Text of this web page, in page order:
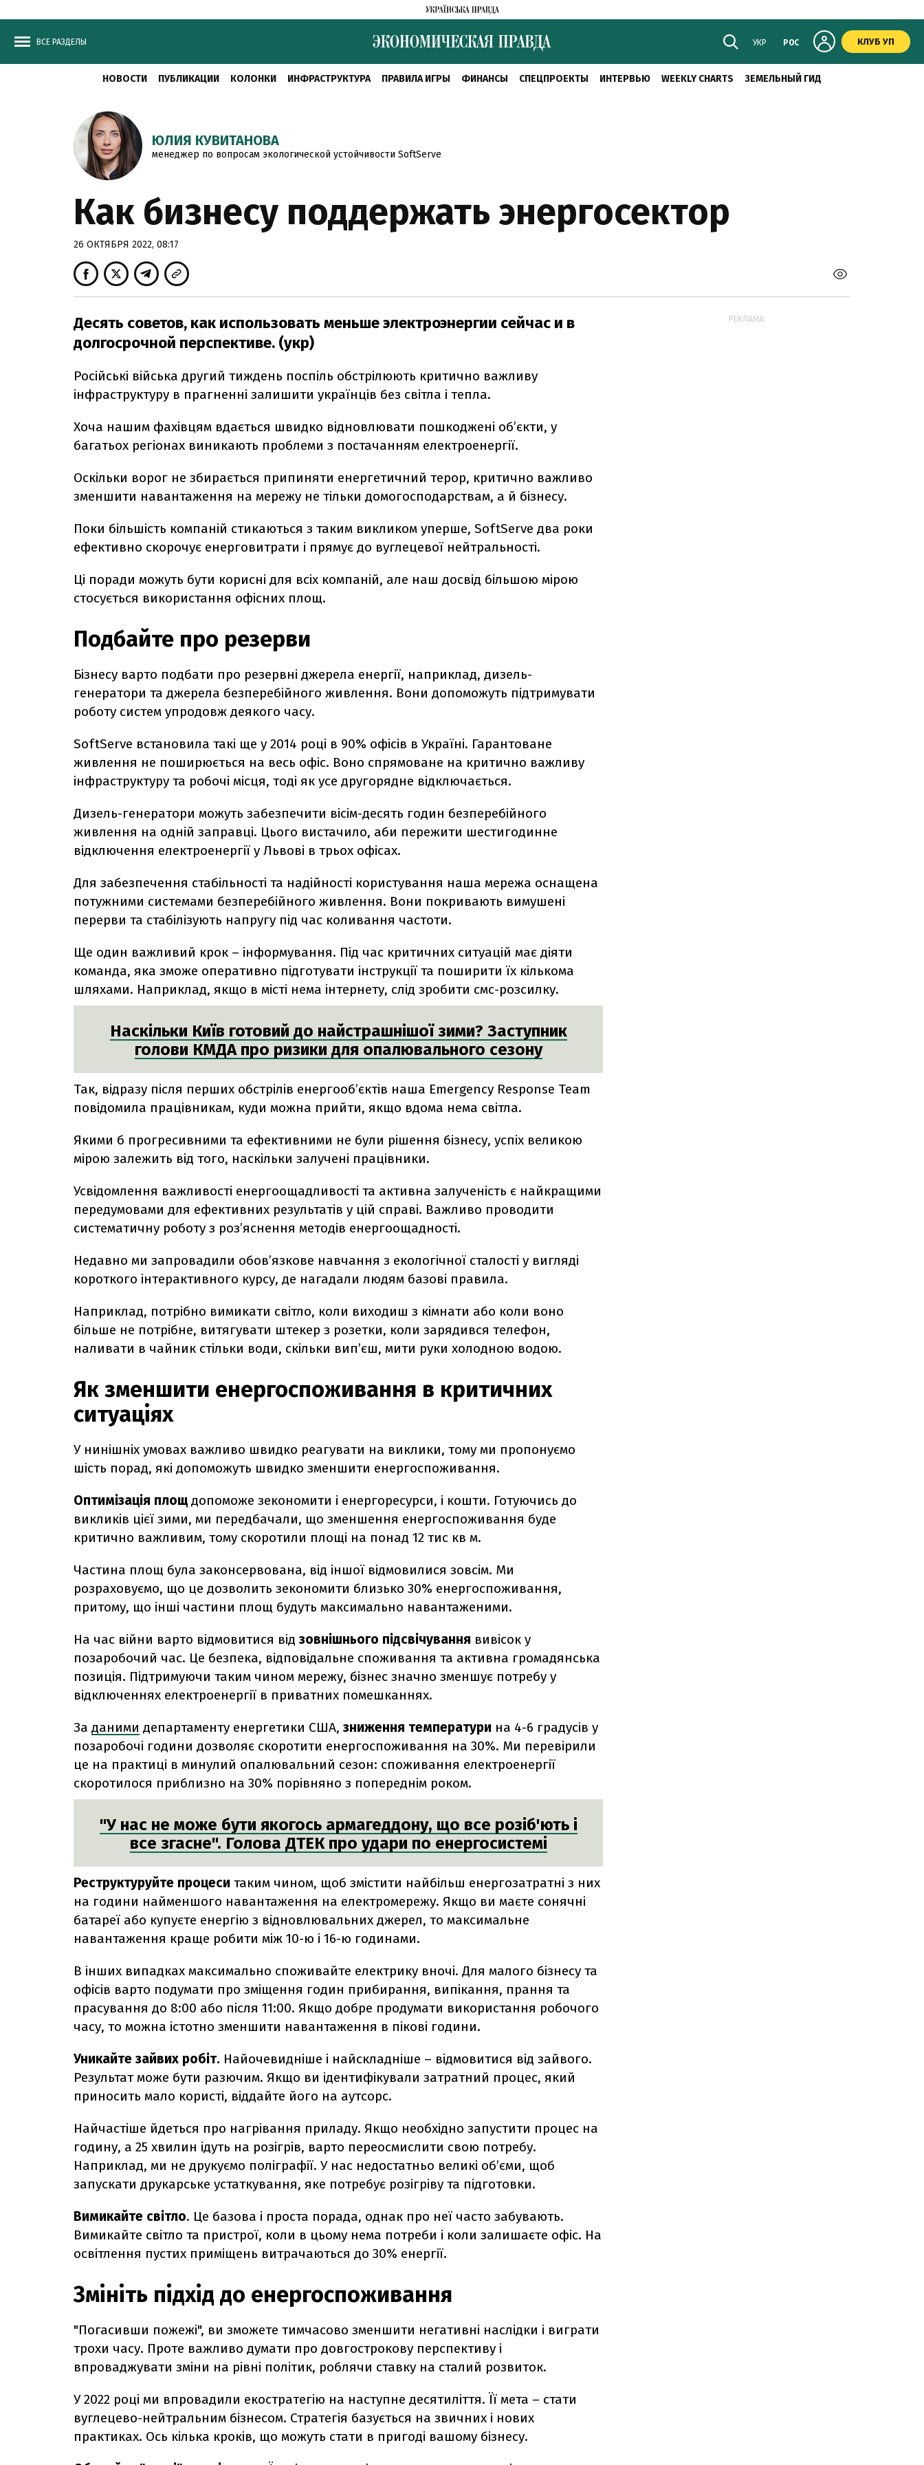
ВСЕ РАЗДЕЛЫ УКР РОС КЛУБ УП
НОВОСТИ ПУБЛИКАЦИИ КОЛОНКИ ИНФРАСТРУКТУРА ПРАВИЛА ИГРЫ ФИНАНСЫ СПЕЦПРОЕКТЫ ИНТЕРВЬЮ WEEKLY CHARTS ЗЕМЕЛЬНЫЙ ГИД
ЮЛИЯ КУВИТАНОВА
менеджер по вопросам экологической устойчивости SoftServe
Как бизнесу поддержать энергосектор
26 ОКТЯБРЯ 2022, 08:17
Десять советов, как использовать меньше электроэнергии сейчас и в
долгосрочной перспективе. (укр)
Російські війська другий тиждень поспіль обстрілюють критично важливу
інфраструктуру в прагненні залишити українців без світла і тепла.
Хоча нашим фахівцям вдається швидко відновлювати пошкоджені об’єкти, у
багатьох регіонах виникають проблеми з постачанням електроенергії.
Оскільки ворог не збирається припиняти енергетичний терор, критично важливо
зменшити навантаження на мережу не тільки домогосподарствам, а й бізнесу.
Поки більшість компаній стикаються з таким викликом уперше, SoftServe два роки
ефективно скорочує енерговитрати і прямує до вуглецевої нейтральності.
Ці поради можуть бути корисні для всіх компаній, але наш досвід більшою мірою
стосується використання офісних площ.
Подбайте про резерви
Бізнесу варто подбати про резервні джерела енергії, наприклад, дизель-
генератори та джерела безперебійного живлення. Вони допоможуть підтримувати
роботу систем упродовж деякого часу.
SoftServe встановила такі ще у 2014 році в 90% офісів в Україні. Гарантоване
живлення не поширюється на весь офіс. Воно спрямоване на критично важливу
інфраструктуру та робочі місця, тоді як усе другорядне відключається.
Дизель-генератори можуть забезпечити вісім-десять годин безперебійного
живлення на одній заправці. Цього вистачило, аби пережити шестигодинне
відключення електроенергії у Львові в трьох офісах.
Для забезпечення стабільності та надійності користування наша мережа оснащена
потужними системами безперебійного живлення. Вони покривають вимушені
перерви та стабілізують напругу під час коливання частоти.
Ще один важливий крок – інформування. Під час критичних ситуацій має діяти
команда, яка зможе оперативно підготувати інструкції та поширити їх кількома
шляхами. Наприклад, якщо в місті нема інтернету, слід зробити смс-розсилку.
Наскільки Київ готовий до найстрашнішої зими? Заступник
голови КМДА про ризики для опалювального сезону
Так, відразу після перших обстрілів енергооб’єктів наша Emergency Response Team
повідомила працівникам, куди можна прийти, якщо вдома нема світла.
Якими б прогресивними та ефективними не були рішення бізнесу, успіх великою
мірою залежить від того, наскільки залучені працівники.
Усвідомлення важливості енергоощадливості та активна залученість є найкращими
передумовами для ефективних результатів у цій справі. Важливо проводити
систематичну роботу з роз’яснення методів енергоощадності.
Недавно ми запровадили обов’язкове навчання з екологічної сталості у вигляді
короткого інтерактивного курсу, де нагадали людям базові правила.
Наприклад, потрібно вимикати світло, коли виходиш з кімнати або коли воно
більше не потрібне, витягувати штекер з розетки, коли зарядився телефон,
наливати в чайник стільки води, скільки вип’єш, мити руки холодною водою.
Як зменшити енергоспоживання в критичних
ситуаціях
У нинішніх умовах важливо швидко реагувати на виклики, тому ми пропонуємо
шість порад, які допоможуть швидко зменшити енергоспоживання.
Оптимізація площ допоможе зекономити і енергоресурси, і кошти. Готуючись до
викликів цієї зими, ми передбачали, що зменшення енергоспоживання буде
критично важливим, тому скоротили площі на понад 12 тис кв м.
Частина площ була законсервована, від іншої відмовилися зовсім. Ми
розраховуємо, що це дозволить зекономити близько 30% енергоспоживання,
притому, що інші частини площ будуть максимально навантаженими.
На час війни варто відмовитися від зовнішнього підсвічування вивісок у
позаробочий час. Це безпека, відповідальне споживання та активна громадянська
позиція. Підтримуючи таким чином мережу, бізнес значно зменшує потребу у
відключеннях електроенергії в приватних помешканнях.
За даними департаменту енергетики США, зниження температури на 4-6 градусів у
позаробочі години дозволяє скоротити енергоспоживання на 30%. Ми перевірили
це на практиці в минулий опалювальний сезон: споживання електроенергії
скоротилося приблизно на 30% порівняно з попереднім роком.
"У нас не може бути якогось армагеддону, що все розіб'ють і
все згасне". Голова ДТЕК про удари по енергосистемі
Реструктуруйте процеси таким чином, щоб змістити найбільш енергозатратні з них
на години найменшого навантаження на електромережу. Якщо ви маєте сонячні
батареї або купуєте енергію з відновлювальних джерел, то максимальне
навантаження краще робити між 10-ю і 16-ю годинами.
В інших випадках максимально споживайте електрику вночі. Для малого бізнесу та
офісів варто подумати про зміщення годин прибирання, випікання, прання та
прасування до 8:00 або після 11:00. Якщо добре продумати використання робочого
часу, то можна істотно зменшити навантаження в пікові години.
Уникайте зайвих робіт. Найочевидніше і найскладніше – відмовитися від зайвого.
Результат може бути разючим. Якщо ви ідентифікували затратний процес, який
приносить мало користі, віддайте його на аутсорс.
Найчастіше йдеться про нагрівання приладу. Якщо необхідно запустити процес на
годину, а 25 хвилин ідуть на розігрів, варто переосмислити свою потребу.
Наприклад, ми не друкуємо поліграфії. У нас недостатньо великі об’єми, щоб
запускати друкарське устаткування, яке потребує розігріву та підготовки.
Вимикайте світло. Це базова і проста порада, однак про неї часто забувають.
Вимикайте світло та пристрої, коли в цьому нема потреби і коли залишаєте офіс. На
освітлення пустих приміщень витрачаються до 30% енергії.
Змініть підхід до енергоспоживання
"Погасивши пожежі", ви зможете тимчасово зменшити негативні наслідки і виграти
трохи часу. Проте важливо думати про довгострокову перспективу і
впроваджувати зміни на рівні політик, роблячи ставку на сталий розвиток.
У 2022 році ми впровадили екостратегію на наступне десятиліття. Її мета – стати
вуглецево-нейтральним бізнесом. Стратегія базується на звичних і нових
практиках. Ось кілька кроків, що можуть стати в пригоді вашому бізнесу.
РЕКЛАМА: